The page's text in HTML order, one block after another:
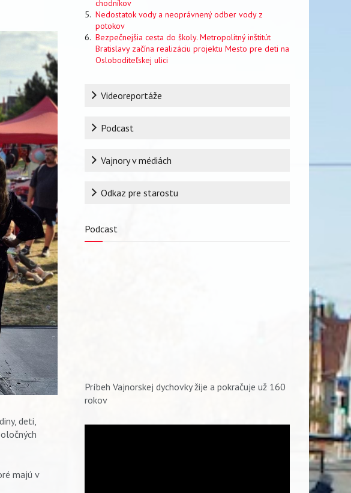
deti,
majú v
chodníkov
Nedostatok vody a neoprávnený odber vody z
potokov
Bezpečnejšia cesta do školy. Metropolitný inštitút
Bratislavy začína realizáciu projektu Mesto pre deti na
Osloboditeľskej ulici
RubrikaVideoreportáže
Podcast
Vajnory v médiách
Odkaz pre starostu
Podcast
Príbeh Vajnorskej dychovky žije a pokračuje už 160
rokov